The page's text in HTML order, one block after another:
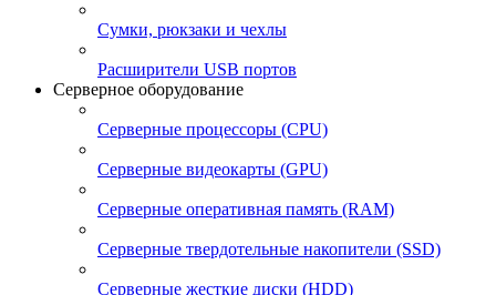
Сумки, рюкзаки и чехлы
Расширители USB портов
Серверное оборудование
Серверные процессоры (CPU)
Серверные видеокарты (GPU)
Серверные оперативная память (RAM)
Серверные твердотельные накопители (SSD)
Серверные жесткие диски (HDD)